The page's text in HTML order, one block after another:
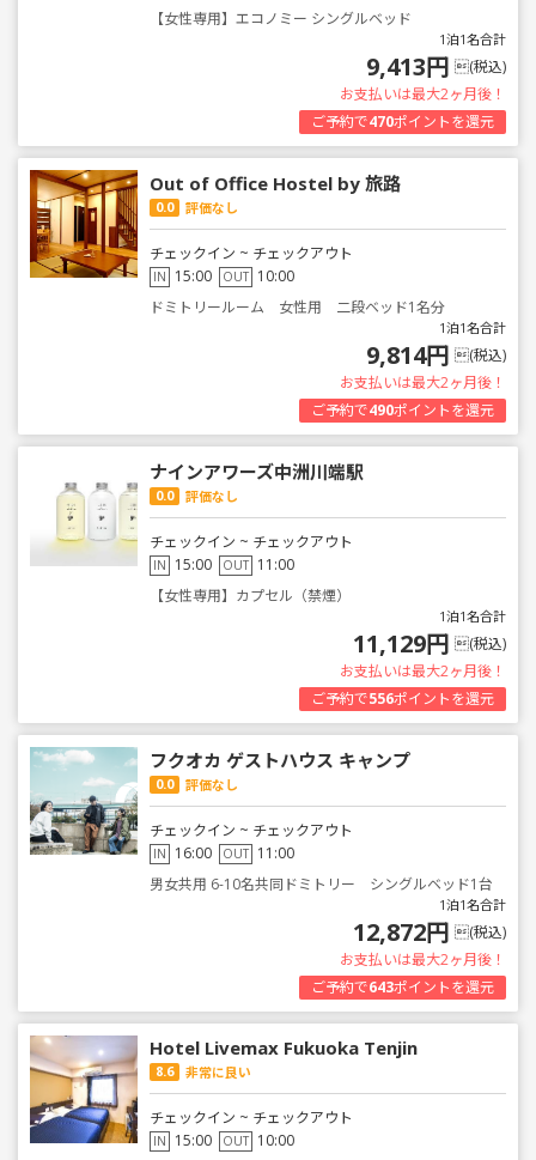
【女性専用】エコノミー シングルベッド
1泊1名合計
9,413円 (税込)
お支払いは最大2ヶ月後！
ご予約で470ポイントを還元
Out of Office Hostel by 旅路
0.0 評価なし
チェックイン ~ チェックアウト
IN 15:00 OUT 10:00
ドミトリールーム 女性用 二段ベッド1名分
1泊1名合計
9,814円 (税込)
お支払いは最大2ヶ月後！
ご予約で490ポイントを還元
ナインアワーズ中洲川端駅
0.0 評価なし
チェックイン ~ チェックアウト
IN 15:00 OUT 11:00
【女性専用】カプセル（禁煙）
1泊1名合計
11,129円 (税込)
お支払いは最大2ヶ月後！
ご予約で556ポイントを還元
フクオカ ゲストハウス キャンプ
0.0 評価なし
チェックイン ~ チェックアウト
IN 16:00 OUT 11:00
男女共用 6-10名共同ドミトリー シングルベッド1台
1泊1名合計
12,872円 (税込)
お支払いは最大2ヶ月後！
ご予約で643ポイントを還元
Hotel Livemax Fukuoka Tenjin
8.6 非常に良い
チェックイン ~ チェックアウト
IN 15:00 OUT 10:00